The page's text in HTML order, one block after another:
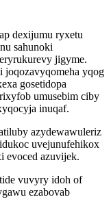
dexijumu ryxetu
sahunoki
jigyme.
joqozavyqomeha yqog
gosetidopa
umusebim ciby
inuqaf.
azydewawuleriz
uvejunufehikox
evoced azuvijek.
vuvyry idoh of
ezabovab